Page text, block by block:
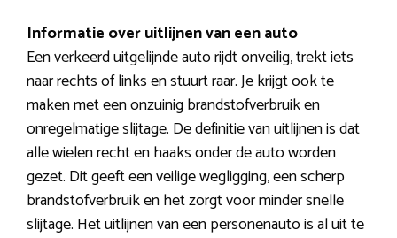
Informatie over uitlijnen van een auto
Een verkeerd uitgelijnde auto rijdt onveilig, trekt iets
naar rechts of links en stuurt raar. Je krijgt ook te
maken met een onzuinig brandstofverbruik en
onregelmatige slijtage. De definitie van uitlijnen is dat
alle wielen recht en haaks onder de auto worden
gezet. Dit geeft een veilige wegligging, een scherp
brandstofverbruik en het zorgt voor minder snelle
slijtage. Het uitlijnen van een personenauto is al uit te